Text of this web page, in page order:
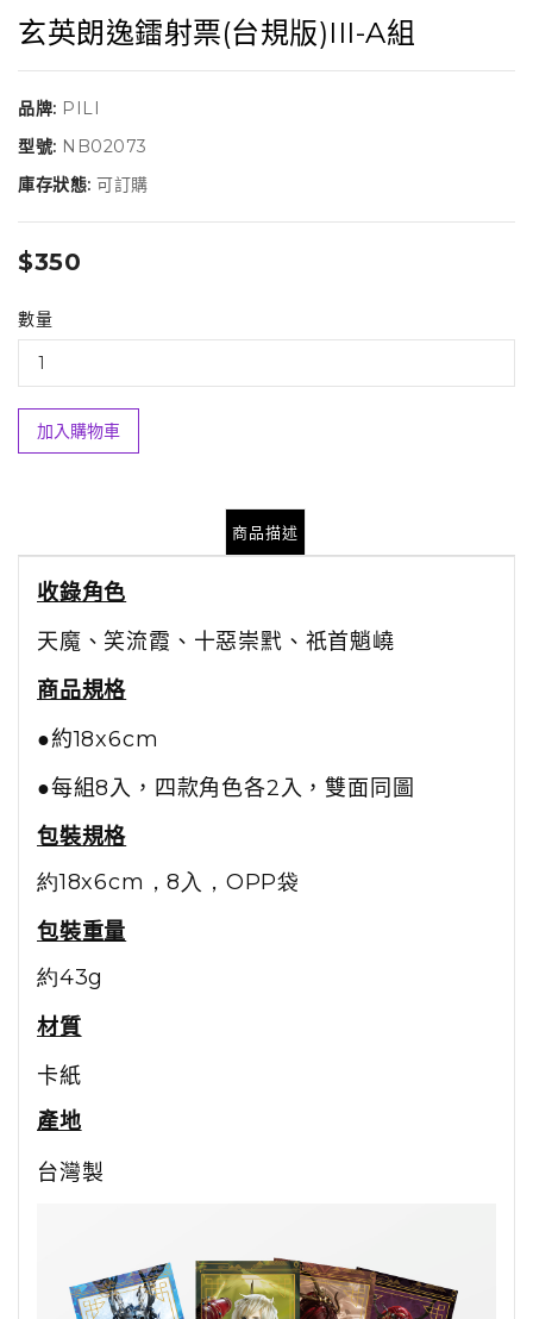
玄英朗逸鐳射票(台規版)III-A組
品牌: PILI
型號: NB02073
庫存狀態: 可訂購
$350
數量
加入購物車
商品描述
收錄角色
天魔、笑流霞、十惡崇黓、祇首魈嶢
商品規格
●約18x6cm
●每組8入，四款角色各2入，雙面同圖
包裝規格
約18x6cm ，8入，OPP袋
包裝重量
約43g
材質
卡紙
產地
台灣製